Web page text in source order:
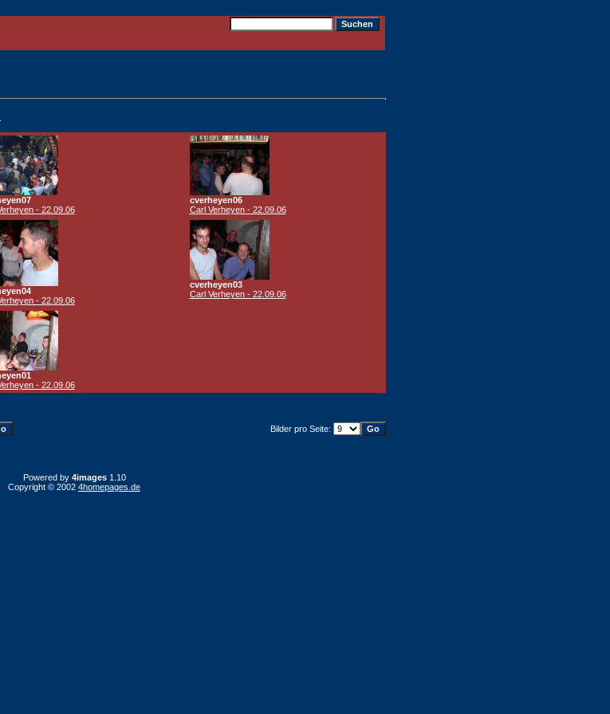
- 22.09.06
cverheyen06
Carl Verheyen - 22.09.06
- 22.09.06
cverheyen03
Carl Verheyen - 22.09.06
- 22.09.06
Bilder pro Seite:
Powered by 4images1.10
Copyright © 2002 4homepages.de